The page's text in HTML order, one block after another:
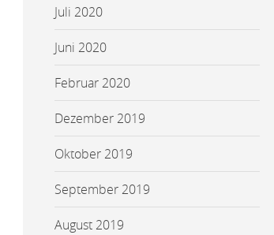
Juli 2020
Juni 2020
Februar 2020
Dezember 2019
Oktober 2019
September 2019
August 2019